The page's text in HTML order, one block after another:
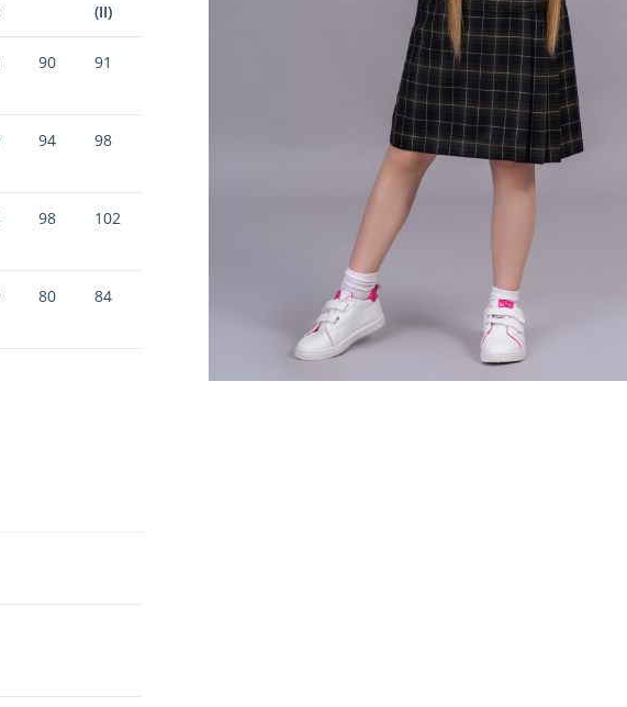
(II)
90 91
94 98
98 102
80 84